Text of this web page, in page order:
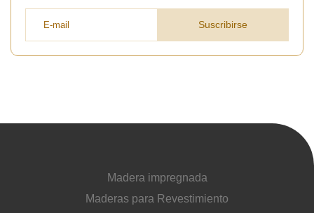
Suscribirse
Madera impregnada
Maderas para Revestimiento